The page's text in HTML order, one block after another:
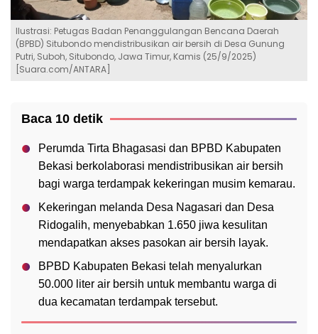
Ilustrasi: Petugas Badan Penanggulangan Bencana Daerah
(BPBD) Situbondo mendistribusikan air bersih di Desa Gunung
Putri, Suboh, Situbondo, Jawa Timur, Kamis (25/9/2025)
[Suara.com/ANTARA]
Baca 10 detik
Perumda Tirta Bhagasasi dan BPBD Kabupaten
Bekasi berkolaborasi mendistribusikan air bersih
bagi warga terdampak kekeringan musim kemarau.
Kekeringan melanda Desa Nagasari dan Desa
Ridogalih, menyebabkan 1.650 jiwa kesulitan
mendapatkan akses pasokan air bersih layak.
BPBD Kabupaten Bekasi telah menyalurkan
50.000 liter air bersih untuk membantu warga di
dua kecamatan terdampak tersebut.